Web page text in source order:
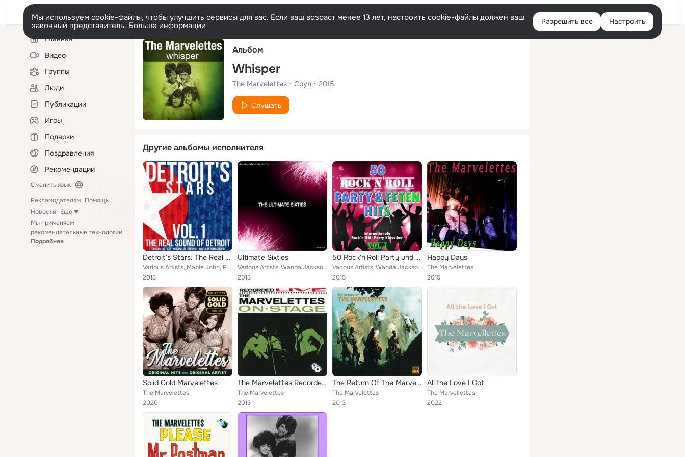
Русский Войти
Мы используем cookie-файлы, чтобы улучшить сервисы для вас. Если ваш возраст менее 13 лет, настроить cookie-файлы должен ваш
законный представитель. Больше информации Разрешить все Настроить
Левая
колонкаГлавная
Видео
Группы
Люди
Публикации
Игры
Подарки
Поздравления
Рекомендации
Сменить язык
Рекламодателям Помощь
Новости Ещё
Мы применяем
рекомендательные технологии
Подробнее
Альбом
Whisper
The Marvelettes Соул 2015
Слушать
Другие альбомы исполнителя
Detroit's Stars: The Real Sound of Detroit, Vol. 1
Various Artists, Mable John, Popcorn & The Mohawks, The Supremes, The Temptations, Debbie Dean, Nick & The Jaguars, Joel Sebasti...
2013
Ultimate Sixties
Various Artists, Wanda Jackson, The Starlets, The Ikettes, Ritchie Valens, The Four Lads, The Ronettes, The Sharks, The Contours...
2013
50 Rock'n'Roll Party und Fetenhits, Vol. 1 (Internationale Rock and Roll - Party - Klassiker)
Various Artists, Wanda Jackson, Bobby Darin, Buddy Holly, The Ventures, The Tokens, Sam Cooke, Chuck Berry, Bob Dylan, Ted Herol...
2015
Happy Days
The Marvelettes
2015
Solid Gold Marvelettes
The Marvelettes
2020
The Marvelettes Recorded Live On Stage
The Marvelettes
2013
The Return Of The Marvelettes
The Marvelettes
2013
All the Love I Got
The Marvellettes
2022